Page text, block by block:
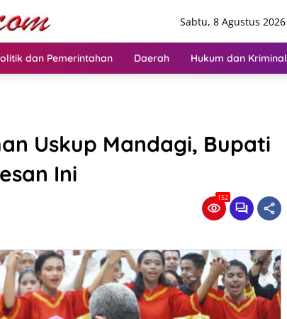
Sabtu, 8 Agustus 2026
dan Pemerintahan Daerah Hukum dan Kriminal
Uskup Mandagi, Bupati
Ini
152